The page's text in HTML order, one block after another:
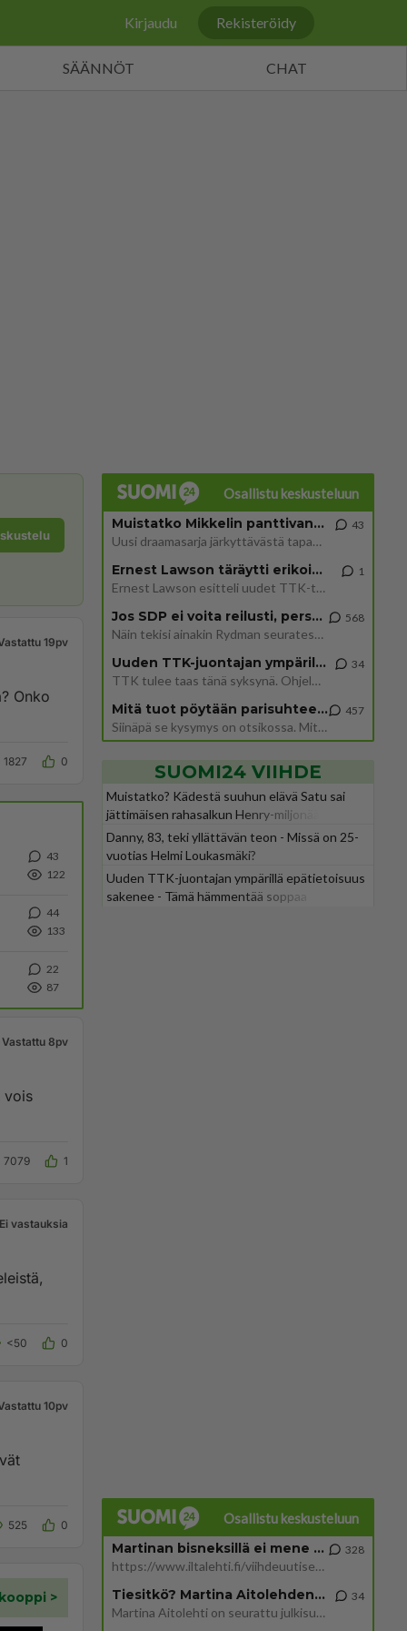
Kirjaudu Rekisteröidy
SÄÄNNÖT CHAT
19pv
Onko
1827 0
43
122
44
133
22
87
Vastattu 8pv
7079 1
Ei vastauksia
<50 0
10pv
525 0
Osallistu keskusteluun
Muistatko Mikkelin panttivankidraaman?
Uusi draamasarja järkyttävästä tapauksesta on tulossa. Tositapahtumiin perustuva sarja ammentaa vuoden 1986 Mikkelin pan
43
Ernest Lawson täräytti erikoisen heiton TTK-lehdistötilaisuudessa: " Onko tässä tarkoituksena...?"
Ernest Lawson esitteli uudet TTK-tähtioppilaat ja opettajat torstaina 6.8. lehdistölle. Tulevalla kaudella on yksi hausk
1
Jos SDP ei voita reilusti, persut kumoavat demokratian Suomesta
Näin tekisi ainakin Rydman seuratessaan idolinsa Trumpin mallia https://www.is.fi/politiikka/art-2000012187244.html
568
Uuden TTK-juontajan ympärillä epätietoisuus sakenee - Nyt MTV hämmentää soppaa
TTK tulee taas tänä syksynä. Ohjelman uudet tähtioppilaat julkistetaan torstaina 6. elokuuta klo 14 alkavassa lehdistö
34
Mitä tuot pöytään parisuhteessa?
Siinäpä se kysymys on otsikossa. Mitäpä siis tuot/toisit pöytään parisuhteessa? Oletko mies vai nainen? Koetko sen mitä
457
SUOMI24 VIIHDE
Muistatko? Kädestä suuhun elävä Satu sai
jättimäisen rahasalkun Henry-miljonääriltä
Danny, 83, teki yllättävän teon - Missä on 25-
vuotias Helmi Loukasmäki?
Uuden TTK-juontajan ympärillä epätietoisuus
sakenee - Tämä hämmentää soppaa
Osallistu keskusteluun
Martinan bisneksillä ei mene hyvin
https://www.iltalehti.fi/viihdeuutiset/a/c46da6ab-340f-4790-aaa7-0865eed2336 Yrityksen konkurssihakemus on tullut kärä
328
Tiesitkö? Martina Aitolehden isäpuoli on tämä suosittu laulaja
Martina Aitolehti on seurattu julkisuuden henkilö. Lähipiiriin mahtuu muitakin tunnettuja henkilöitä. Tiesitkö, että Ma
34